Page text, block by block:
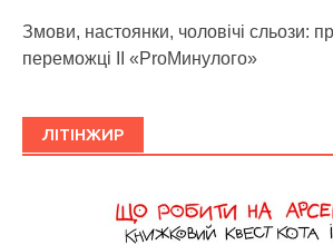
Змови, настоянки, чоловічі сльози:
переможці ІІ «ProМинулого»
ЛІТІНЖИР